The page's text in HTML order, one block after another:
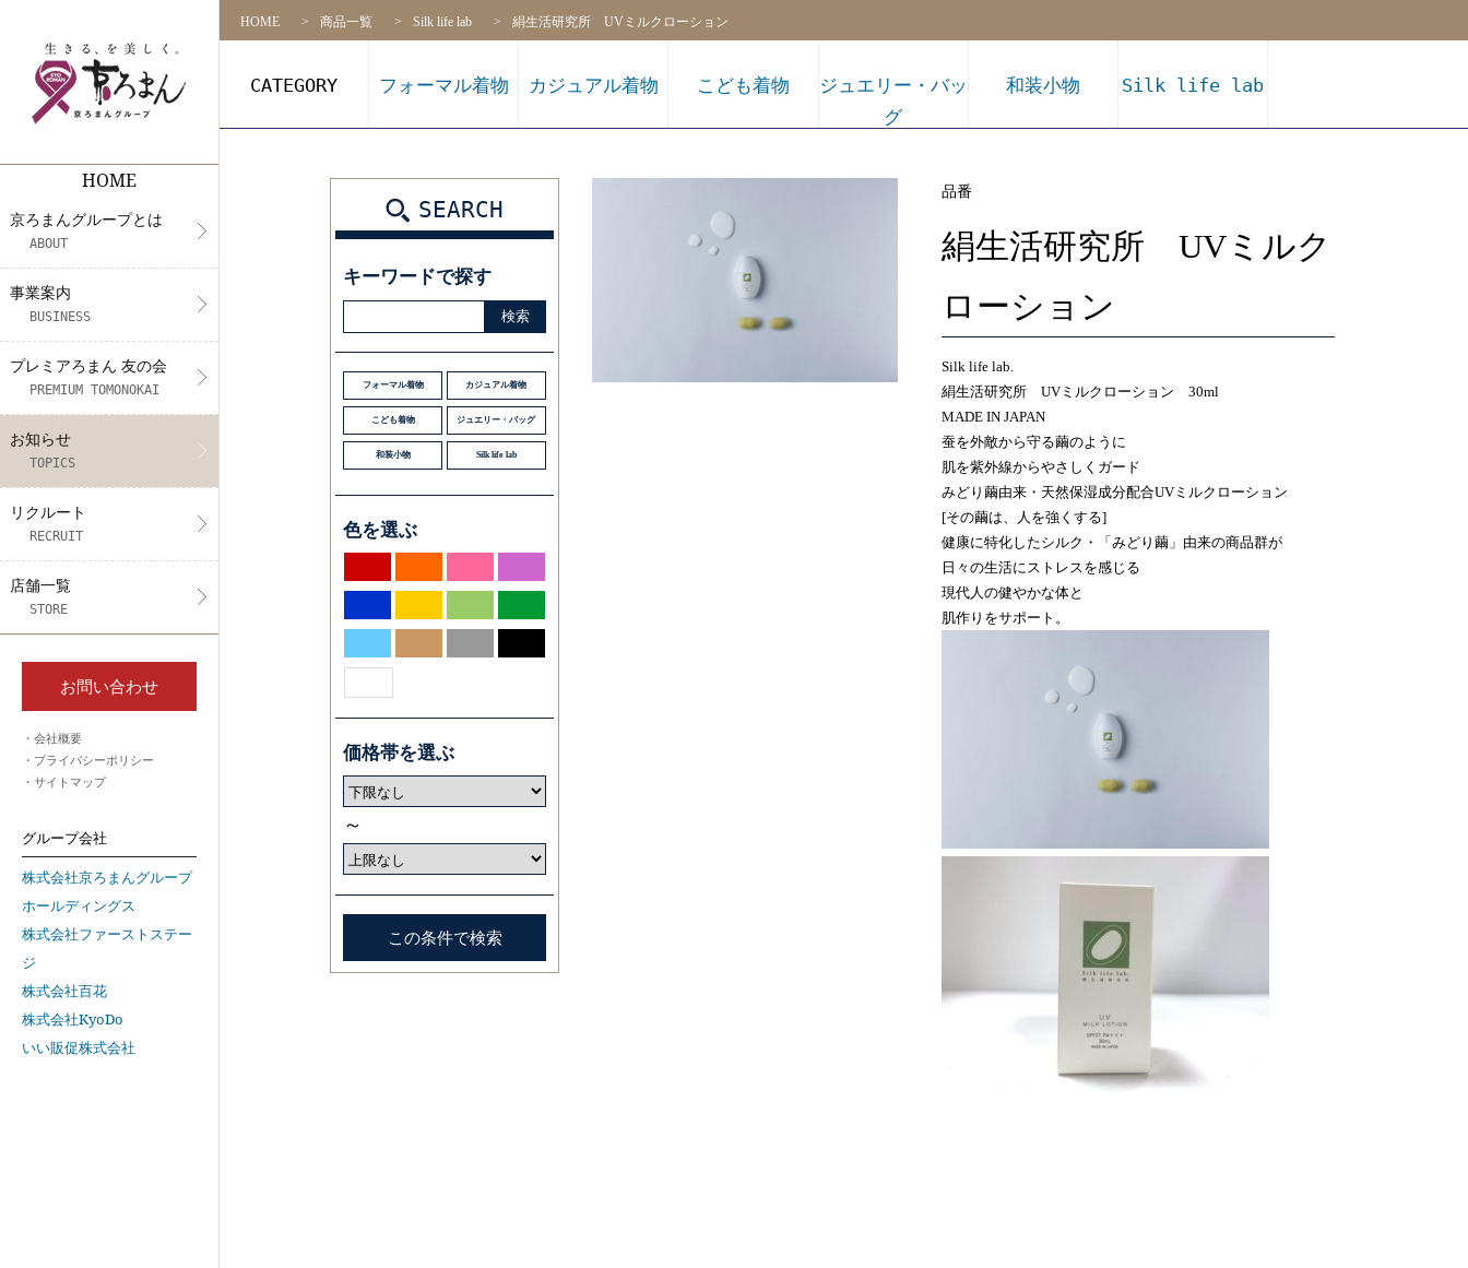
HOME
京ろまんグループとは
ABOUT
未来プロジェクト
事業案内
BUSINESS
フォトスタジオ&振袖レンタル・販売
プレミアろまん 友の会
PREMIUM TOMONOKAI
アプリ会員契約約款（会則）
お知らせ
TOPICS
メディア情報
リクルート
RECRUIT
社員インタビュー
店舗一覧
STORE
お問い合わせ
会社概要
プライバシーポリシー
サイトマップ
グループ会社
株式会社京ろまんグループ
ホールディングス
株式会社ファーストステー
ジ
株式会社百花
株式会社KyoDo
いい販促株式会社
HOME 商品一覧 Silk life lab 絹生活研究所 UVミルクローション
CATEGORY フォーマル着物 カジュアル着物 こども着物
ジュエリー・バッ
グ
和装小物 Silk life lab
品番
絹生活研究所 UVミルク
ローション
Silk life lab.
絹生活研究所 UVミルクローション 30ml
MADE IN JAPAN
蚕を外敵から守る繭のように
肌を紫外線からやさしくガード
みどり繭由来・天然保湿成分配合UVミルクローション
[その繭は、人を強くする]
健康に特化したシルク・「みどり繭」由来の商品群が
日々の生活にストレスを感じる
現代人の健やかな体と
肌作りをサポート。
SEARCH
キーワードで探す
検索
フォーマル着物 カジュアル着物
こども着物 ジュエリー・バッグ
和装小物 Silk life lab
色を選ぶ
価格帯を選ぶ
～